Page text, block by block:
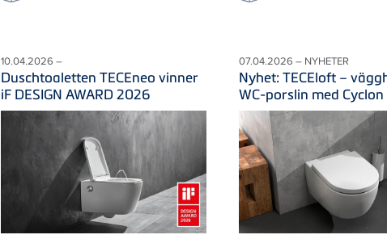
10.04.2026 –
Duschtoaletten TECEneo vinner
iF DESIGN AWARD 2026
07.04.2026 – NYHETER
Nyhet: TECEloft –
WC-porslin med Cyclon